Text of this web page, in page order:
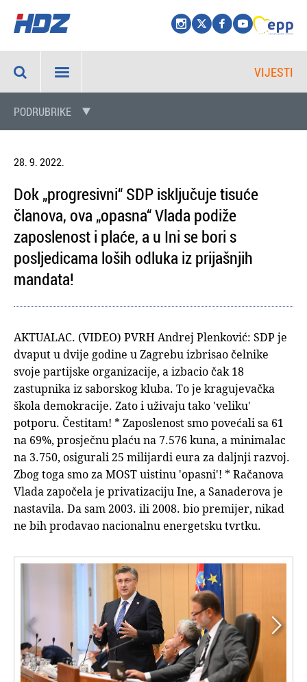
VIJESTI
PODRUBRIKE
28. 9. 2022.
Dok „progresivni“ SDP isključuje tisuće
članova, ova „opasna“ Vlada podiže
zaposlenost i plaće, a u Ini se bori s
posljedicama loših odluka iz prijašnjih
mandata!
AKTUALAC. (VIDEO) PVRH Andrej Plenković: SDP je
dvaput u dvije godine u Zagrebu izbrisao čelnike
svoje partijske organizacije, a izbacio čak 18
zastupnika iz saborskog kluba. To je kragujevačka
škola demokracije. Zato i uživaju tako 'veliku'
potporu. Čestitam! * Zaposlenost smo povećali sa 61
na 69%, prosječnu plaću na 7.576 kuna, a minimalac
na 3.750, osigurali 25 milijardi eura za daljnji razvoj.
Zbog toga smo za MOST uistinu 'opasni'! * Račanova
Vlada započela je privatizaciju Ine, a Sanaderova je
nastavila. Da sam 2003. ili 2008. bio premijer, nikad
ne bih prodavao nacionalnu energetsku tvrtku.

